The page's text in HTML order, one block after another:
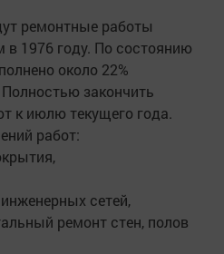
ремонтные работы
в 1976 году. По состоянию
около 22%
закончить
к июлю текущего года.
работ:
сетей,
ремонт стен, полов